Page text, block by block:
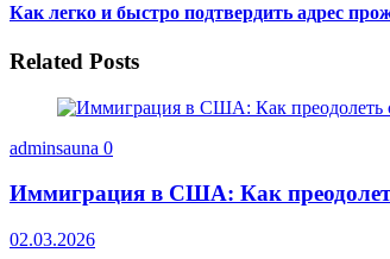
Как легко и быстро подтвердить адрес
Related Posts
adminsauna 0
Иммиграция в США: Как
02.03.2026